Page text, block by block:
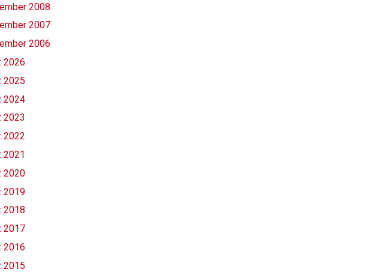
2008
2007
2006
2026
2025
2024
2023
2022
2021
2020
2019
2018
2017
2016
2015